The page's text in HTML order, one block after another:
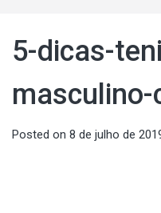
5-dicas-
Posted on 8 de julho de